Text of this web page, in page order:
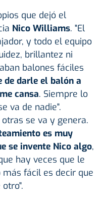
que dejó el
Nico Williams. "El
y todo el equipo
brillantez ni
balones fáciles
darle el balón a
cansa. Siempre lo
va de nadie".
se va y genera.
es muy
se invente Nico algo,
hay veces que le
fácil es decir que